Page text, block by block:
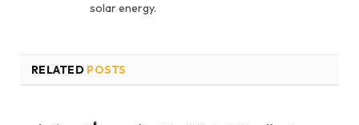
solar energy.
RELATED POSTS